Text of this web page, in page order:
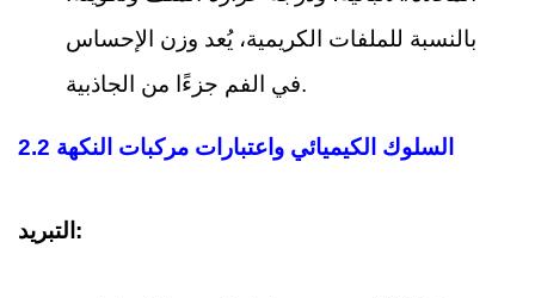
بالنسبة للملفات الكريمية، يُعد وزن الإحساس
في الفم جزءًا من الجاذبية.
2.2 السلوك الكيميائي واعتبارات مركبات النكهة
التبريد: